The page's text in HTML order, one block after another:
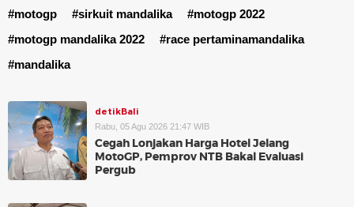
#motogp #sirkuit mandalika
#motogp 2022
#motogp mandalika 2022
#race pertaminamandalika
#mandalika
detikBali
Rabu, 05 Agu 2026 21:47 WIB
Cegah Lonjakan Harga Hotel Jelang
MotoGP, Pemprov NTB Bakal Evaluasi
Pergub